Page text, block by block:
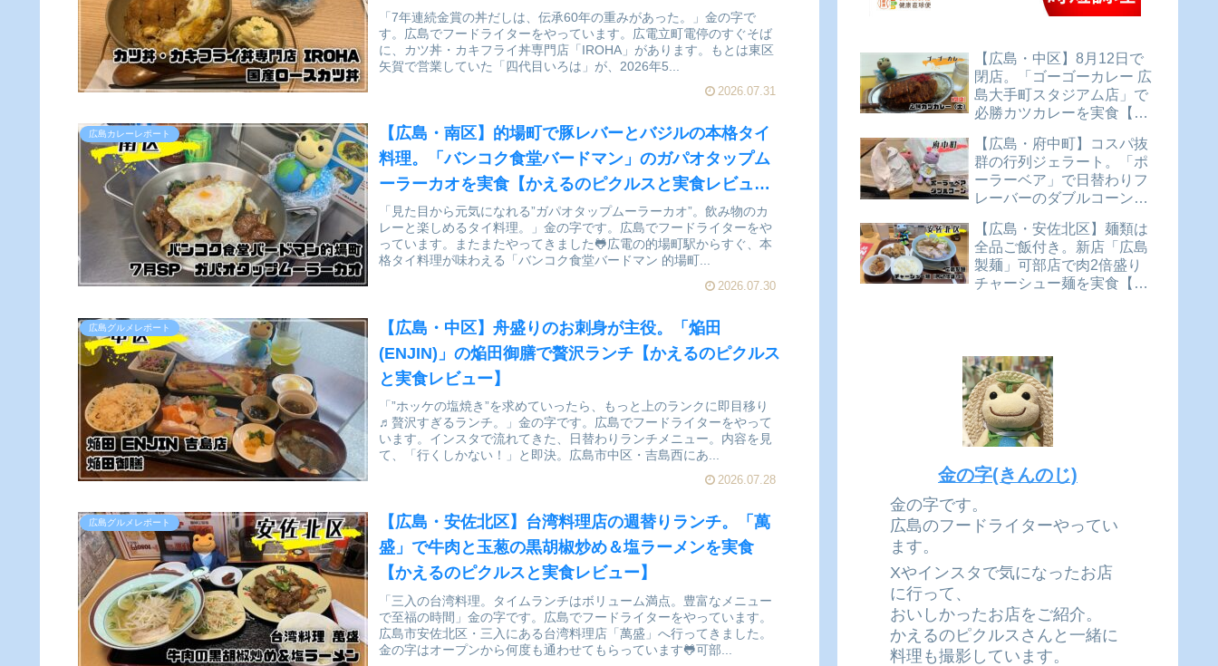
「7年連続金賞の丼だしは、伝承60年の重みがあった。」金の字で
す。広島でフードライターをやっています。広電立町電停のすぐそば
に、カツ丼・カキフライ丼専門店「IROHA」があります。もとは東区
矢賀で営業していた「四代目いろは」が、2026年5...
2026.07.31
広島カレーレポート
【広島・南区】的場町で豚レバーとバジルの本格タイ
料理。「バンコク食堂バードマン」のガパオタップム
ーラーカオを実食【かえるのピクルスと実食レビュ
ー】
「見た目から元気になれる”ガパオタップムーラーカオ”。飲み物のカ
レーと楽しめるタイ料理。」金の字です。広島でフードライターをや
っています。またまたやってきました🐸広電の的場町駅からすぐ、本
格タイ料理が味わえる「バンコク食堂バードマン 的場町...
2026.07.30
広島グルメレポート
【広島・中区】舟盛りのお刺身が主役。「焔田
(ENJIN)」の焔田御膳で贅沢ランチ【かえるのピクルス
と実食レビュー】
「”ホッケの塩焼き”を求めていったら、もっと上のランクに即目移り
♬贅沢すぎるランチ。」金の字です。広島でフードライターをやって
います。インスタで流れてきた、日替わりランチメニュー。内容を見
て、「行くしかない！」と即決。広島市中区・吉島西にあ...
2026.07.28
広島グルメレポート
【広島・安佐北区】台湾料理店の週替りランチ。「萬
盛」で牛肉と玉葱の黒胡椒炒め＆塩ラーメンを実食
【かえるのピクルスと実食レビュー】
「三入の台湾料理。タイムランチはボリューム満点。豊富なメニュー
で至福の時間」金の字です。広島でフードライターをやっています。
広島市安佐北区・三入にある台湾料理店「萬盛」へ行ってきました。
金の字はオープンから何度も通わせてもらっています🐸可部...
【広島・中区】8月12日で
閉店。「ゴーゴーカレー 広
島大手町スタジアム店」で
必勝カツカレーを実食【か
ュー】
【広島・府中町】コスパ抜
群の行列ジェラート。「ポ
ーラーベア」で日替わりフ
レーバーのダブルコーンを
実食レビュー】
【広島・安佐北区】麺類は
全品ご飯付き。新店「広島
製麺」可部店で肉2倍盛り
チャーシュー麺を実食【か
金の字(きんのじ)
金の字です。
広島のフードライターやってい
ます。
Xやインスタで気になったお店
に行って、
おいしかったお店をご紹介。
かえるのピクルスさんと一緒に
料理も撮影しています。